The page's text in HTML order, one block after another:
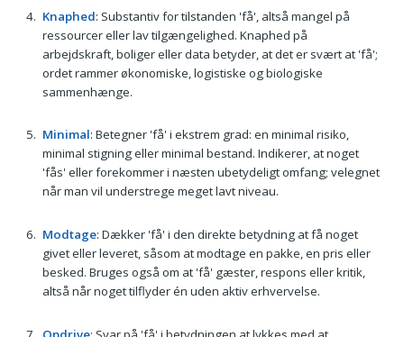
Knaphed: Substantiv for tilstanden 'få', altså mangel på
ressourcer eller lav tilgængelighed. Knaphed på
arbejdskraft, boliger eller data betyder, at det er svært at 'få';
ordet rammer økonomiske, logistiske og biologiske
sammenhænge.
Minimal: Betegner 'få' i ekstrem grad: en minimal risiko,
minimal stigning eller minimal bestand. Indikerer, at noget
'fås' eller forekommer i næsten ubetydeligt omfang; velegnet
når man vil understrege meget lavt niveau.
Modtage: Dækker 'få' i den direkte betydning at få noget
givet eller leveret, såsom at modtage en pakke, en pris eller
besked. Bruges også om at 'få' gæster, respons eller kritik,
altså når noget tilflyder én uden aktiv erhvervelse.